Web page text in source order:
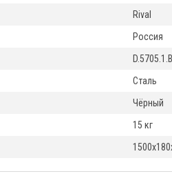
Rival
Россия
D.5705.1.B
Сталь
Чёрный
15 кг